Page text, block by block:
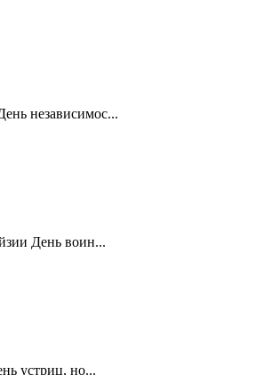
независимос...
День воин...
устриц, но...